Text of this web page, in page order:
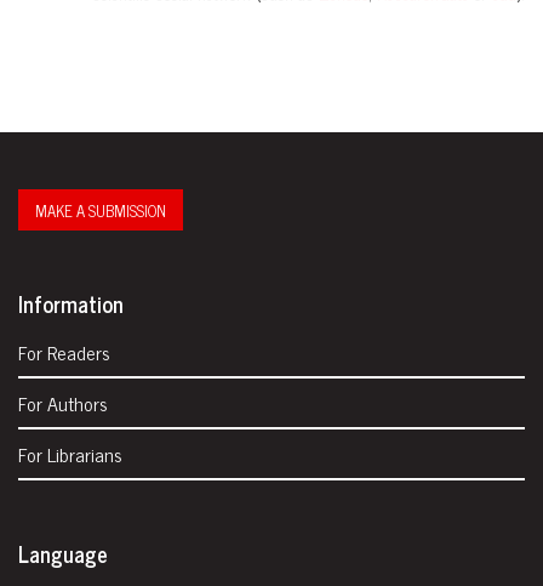
MAKE A SUBMISSION
Information
For Readers
For Authors
For Librarians
Language